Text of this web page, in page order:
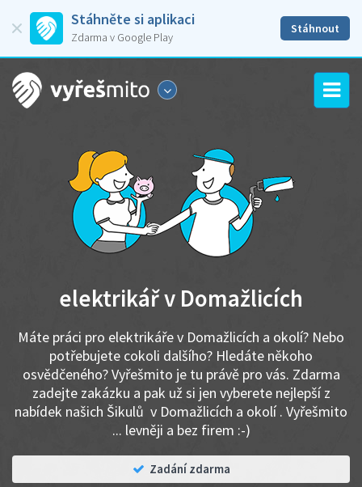
Stáhněte si aplikaci
Zdarma v Google Play
Stáhnout
elektrikář v Domažlicích
Máte práci pro elektrikáře v Domažlicích a okolí? Nebo
potřebujete cokoli dalšího? Hledáte někoho
osvědčeného? Vyřešmito je tu právě pro vás. Zdarma
zadejte zakázku a pak už si jen vyberete nejlepší z
nabídek našich Šikulů v Domažlicích a okolí . Vyřešmito
... levněji a bez firem :-)
Zadání zdarma